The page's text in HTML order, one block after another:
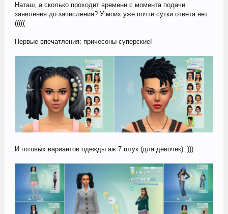
Наташ, а сколько проходит времени с момента подачи
заявления до зачисления? У моих уже почти сутки ответа нет.
(((((
Первые впечатления: причесоны суперские!
И готовых вариантов одежды аж 7 штук (для девочек). )))